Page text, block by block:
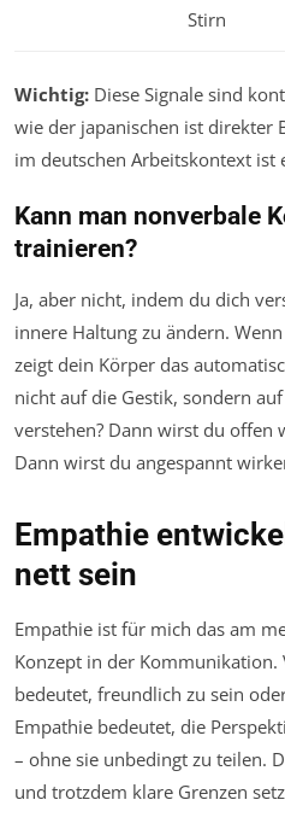
Stirn
Wichtig: Diese Signale sind
wie der japanischen ist direkter
im deutschen Arbeitskontext ist
Kann man nonverbale
trainieren?
Ja, aber nicht, indem du dich
innere Haltung zu ändern.
zeigt dein Körper das
nicht auf die Gestik, sondern
verstehen? Dann wirst du offen
Dann wirst du angespannt
Empathie
nett sein
Empathie ist für mich das am
Konzept in der Kommunikation.
bedeutet, freundlich zu sein
Empathie bedeutet, die
– ohne sie unbedingt zu teilen.
und trotzdem klare Grenzen